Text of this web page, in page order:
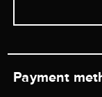
Payment